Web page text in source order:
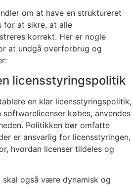
om at have en struktureret
for at sikre, at alle
korrekt. Her er nogle
at undgå overforbrug og
licensstyringspolitik
en klar licensstyringspolitik,
købes, anvendes
Politikken bør omfatte
er ansvarlig for licensstyringen,
hvordan licenser tildeles og
skal også være dynamisk og